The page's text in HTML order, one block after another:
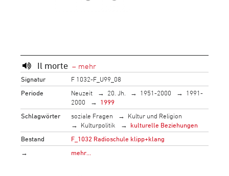
Il morte
Signatur
F 1032-F_U99_08
Periode
Neuzeit 20. Jh. 1951-2000
1991-
2000
1999
Schlagwörter
soziale Fragen
Kultur und Religion
Kulturpolitik
kulturelle Beziehungen
Bestand
F_1032 Radioschule klipp+klang
→
mehr…